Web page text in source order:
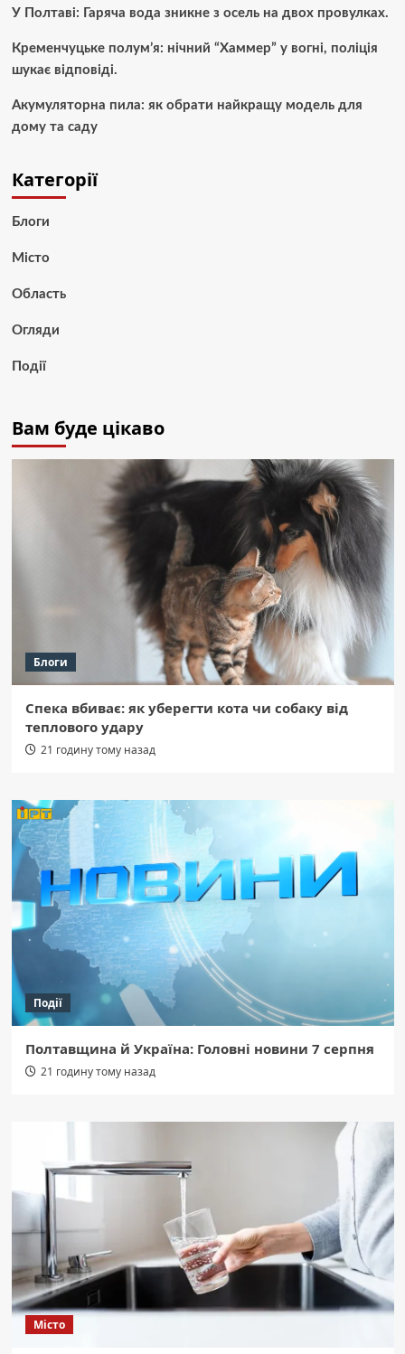
У Полтаві: Гаряча вода зникне з осель на двох провулках.
Кременчуцьке полум’я: нічний “Хаммер” у вогні, поліція
шукає відповіді.
Акумуляторна пила: як обрати найкращу модель для
дому та саду
Категорії
Блоги
Місто
Область
Огляди
Події
Вам буде цікаво
Блоги
Спека вбиває: як уберегти кота чи собаку від
теплового удару
21 годину тому назад
Події
Полтавщина й Україна: Головні новини 7 серпня
21 годину тому назад
Місто